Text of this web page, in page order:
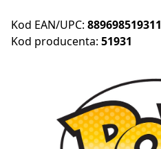
Kod EAN/UPC: 889698519311
Kod producenta: 51931